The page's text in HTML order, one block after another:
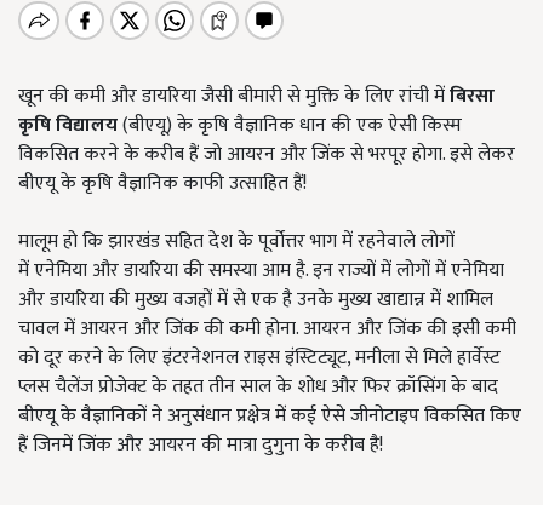
खून की कमी और डायरिया जैसी बीमारी से मुक्ति के लिए रांची मेंबिरसा
कृषि विद्यालय(बीएयू) के कृषि वैज्ञानिक धान की एक ऐसी किस्म
विकसित करने के करीब हैं जो आयरन और जिंक से भरपूर होगा. इसे लेकर
बीएयू के कृषि वैज्ञानिक काफी उत्साहित हैं!
मालूम हो कि झारखंड सहित देश के पूर्वोत्तर भाग में रहनेवाले लोगों
में एनेमिया और डायरिया की समस्या आम है. इन राज्यों में लोगों में एनेमिया
और डायरिया की मुख्य वजहों में से एक है उनके मुख्य खाद्यान्न में शामिल
चावल में आयरन और जिंक की कमी होना. आयरन और जिंक की इसी कमी
को दूर करने के लिए इंटरनेशनल राइस इंस्टिट्यूट, मनीला से मिले हार्वेस्ट
प्लस चैलेंज प्रोजेक्ट के तहत तीन साल के शोध और फिर क्रॉसिंग के बाद
बीएयू के वैज्ञानिकों ने अनुसंधान प्रक्षेत्र में कई ऐसे जीनोटाइप विकसित किए
हैं जिनमें जिंक और आयरन की मात्रा दुगुना के करीब है!